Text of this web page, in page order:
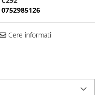
0752985126
Cere informatii